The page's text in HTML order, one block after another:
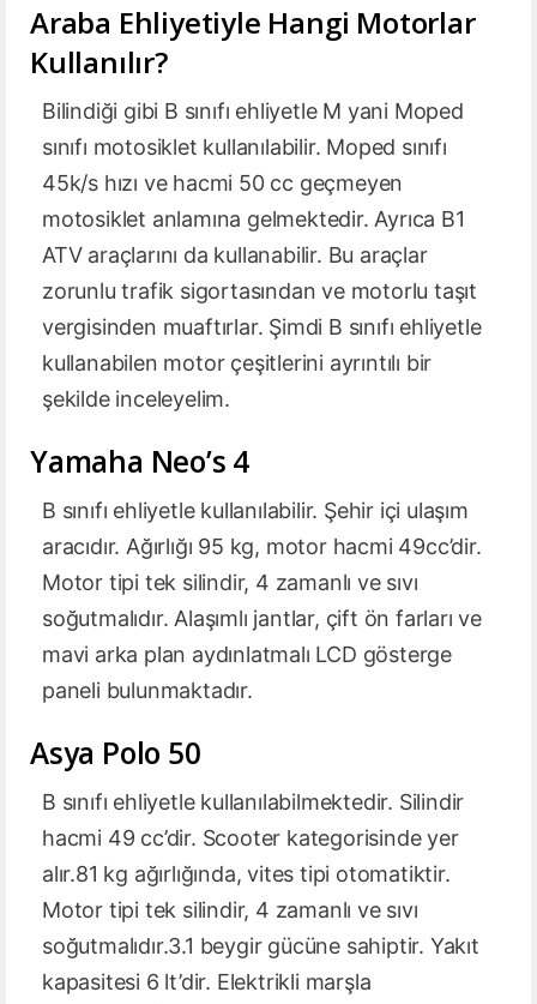
Araba Ehliyetiyle Hangi Motorlar
Kullanılır?
Bilindiği gibi B sınıfı ehliyetle M yani Moped
sınıfı motosiklet kullanılabilir. Moped sınıfı
45k/s hızı ve hacmi 50 cc geçmeyen
motosiklet anlamına gelmektedir. Ayrıca B1
ATV araçlarını da kullanabilir. Bu araçlar
zorunlu trafik sigortasından ve motorlu taşıt
vergisinden muaftırlar. Şimdi B sınıfı ehliyetle
kullanabilen motor çeşitlerini ayrıntılı bir
şekilde inceleyelim.
Yamaha Neo’s 4
B sınıfı ehliyetle kullanılabilir. Şehir içi ulaşım
aracıdır. Ağırlığı 95 kg, motor hacmi 49cc’dir.
Motor tipi tek silindir, 4 zamanlı ve sıvı
soğutmalıdır. Alaşımlı jantlar, çift ön farları ve
mavi arka plan aydınlatmalı LCD gösterge
paneli bulunmaktadır.
Asya Polo 50
B sınıfı ehliyetle kullanılabilmektedir. Silindir
hacmi 49 cc’dir. Scooter kategorisinde yer
alır.81 kg ağırlığında, vites tipi otomatiktir.
Motor tipi tek silindir, 4 zamanlı ve sıvı
soğutmalıdır.3.1 beygir gücüne sahiptir. Yakıt
kapasitesi 6 lt’dir. Elektrikli marşla